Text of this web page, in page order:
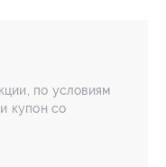
по условиям
купон со